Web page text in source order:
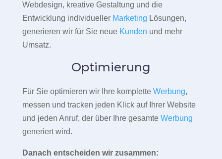
Webdesign, kreative Gestaltung und die
Entwicklung individueller Marketing Lösungen,
generieren wir für Sie neue Kunden und mehr
Umsatz.
Optimierung
Für Sie optimieren wir Ihre komplette Werbung,
messen und tracken jeden Klick auf Ihrer Website
und jeden Anruf, der über Ihre gesamte Werbung
generiert wird.
Danach entscheiden wir zusammen: